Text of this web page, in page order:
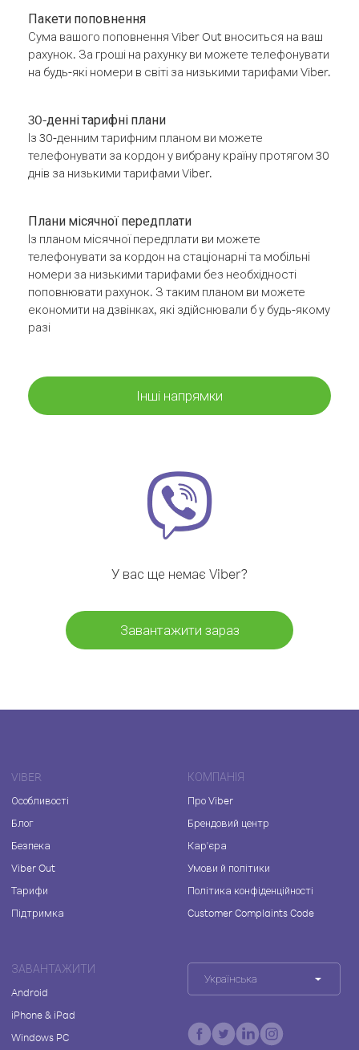
Пакети поповнення
Сума вашого поповнення Viber Out вноситься на ваш
рахунок. За гроші на рахунку ви можете телефонувати
на будь-які номери в світі за низькими тарифами Viber.
30-денні тарифні плани
Із 30-денним тарифним планом ви можете
телефонувати за кордон у вибрану країну протягом 30
днів за низькими тарифами Viber.
Плани місячної передплати
Із планом місячної передплати ви можете
телефонувати за кордон на стаціонарні та мобільні
номери за низькими тарифами без необхідності
поповнювати рахунок. З таким планом ви можете
економити на дзвінках, які здійснювали б у будь-якому
разі
Інші напрямки
У вас ще немає Viber?
Завантажити зараз
VIBER
Особливості
Блог
Безпека
Viber Out
Тарифи
Підтримка
КОМПАНІЯ
Про Viber
Брендовий центр
Кар'єра
Умови й політики
Політика конфіденційності
Customer Complaints Code
ЗАВАНТАЖИТИ
Android
iPhone & iPad
Windows PC
Українська